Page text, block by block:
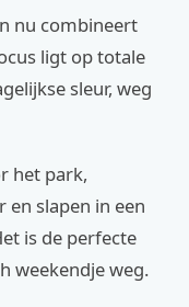
nu combineert
ligt op totale
sleur, weg
het park,
en slapen in een
is de perfecte
weekendje weg.